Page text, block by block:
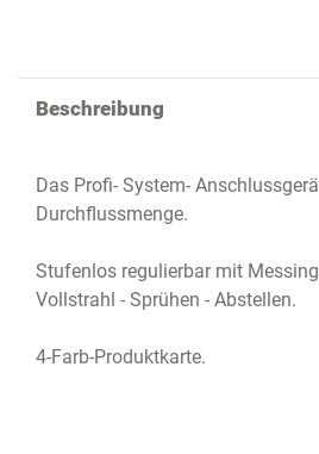
Beschreibung
Das Profi- System-
Durchflussmenge.
Stufenlos regulierbar mit
Vollstrahl - Sprühen - Abstellen.
4-Farb-Produktkarte.